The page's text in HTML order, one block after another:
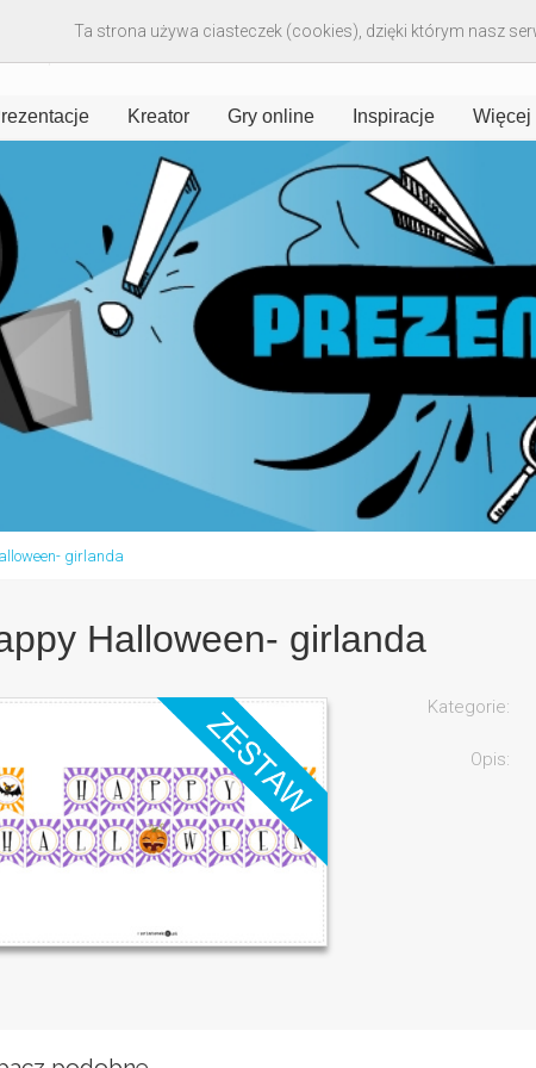
Kreator Gry online Inspiracje Więcej
girlanda
Halloween- girlanda
Kategorie:
Opis:
Ta strona używa ciasteczek (cookies), dzięki którym nasz